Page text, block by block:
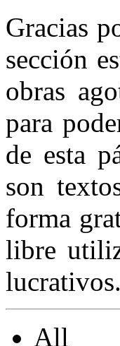
Gracias
sección
obras
para
de esta
son
forma
libre
lucrativos.
All